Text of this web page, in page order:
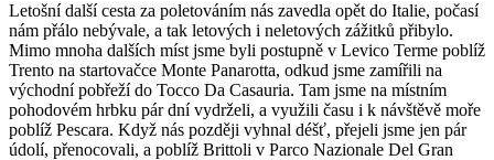
Letošní další cesta za poletováním nás zavedla opět do Italie, počasí
nám přálo nebývale, a tak letových i neletových zážitků přibylo.
Mimo mnoha dalších míst jsme byli postupně v Levico Terme poblíž
Trento na startovačce Monte Panarotta, odkud jsme zamířili na
východní pobřeží do Tocco Da Casauria. Tam jsme na místním
pohodovém hrbku pár dní vydrželi, a využili času i k návštěvě moře
poblíž Pescara. Když nás později vyhnal déšť, přejeli jsme jen pár
údolí, přenocovali, a poblíž Brittoli v Parco Nazionale Del Gran